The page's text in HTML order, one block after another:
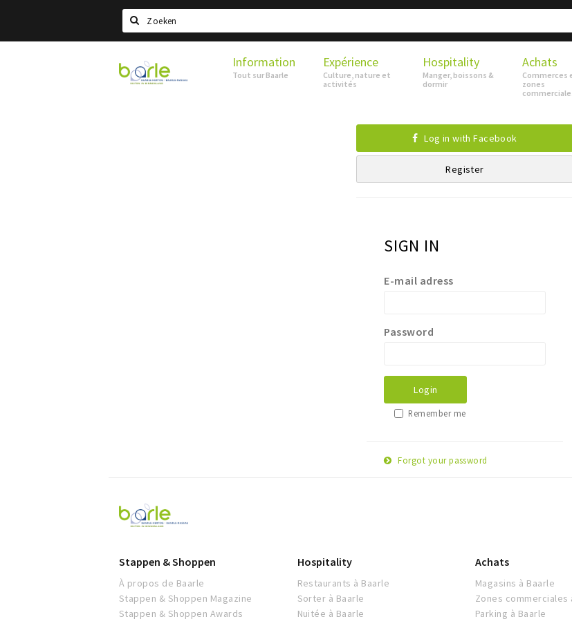
Search
Visit
Baarle
Information
Tout sur Baarle
Expérience
Culture, nature et
activités
Hospitality
Manger, boissons &
dormir
Achats
Commerces
zones
Log in with Facebook
Register
SIGN IN
E-mail adress
Password
Login
Remember me
Forgot your password
Visit
Baarle
Stappen & Shoppen
À propos de Baarle
Stappen & Shoppen Magazine
Stappen & Shoppen Awards
Hospitality
Restaurants à Baarle
Sorter à Baarle
Nuitée à Baarle
Achats
Magasins à Baarle
Zones commerciales
Parking à Baarle